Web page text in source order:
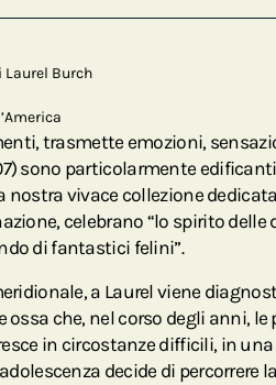
Burch
trasmette emozioni,
sono particolarmente
nostra vivace collezione
celebrano “lo spirito delle
di fantastici felini”.
a Laurel viene
che, nel corso degli anni, le
in circostanze difficili, in
decide di percorrere